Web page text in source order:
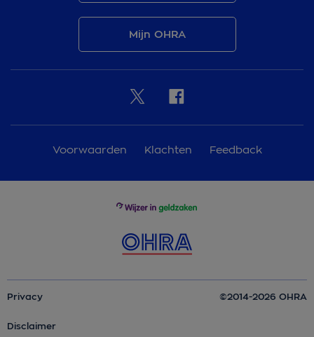
Mijn OHRA
Voorwaarden Klachten Feedback
Privacy
Disclaimer
©2014-2026 OHRA